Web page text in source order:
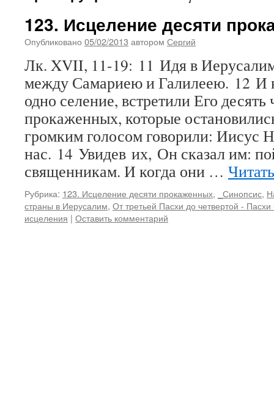
123. Исцеление десяти
Опубликовано 05/02/2013 автором Сергий
Лк. XVII, 11-19: 11 Идя в
между Самариею и Галилеею. 12 И
одно селение, встретили Его десять
прокаженных, которые
громким голосом говорили: Иисус
нас. 14 Увидев их, Он сказал им:
священникам. И когда они …
Рубрика: 123. Исцеление десяти прокаженных, _Синопсис,
страны в Иерусалим, От третьей Пасхи до четвертой -
исцеления | Оставить комментарий